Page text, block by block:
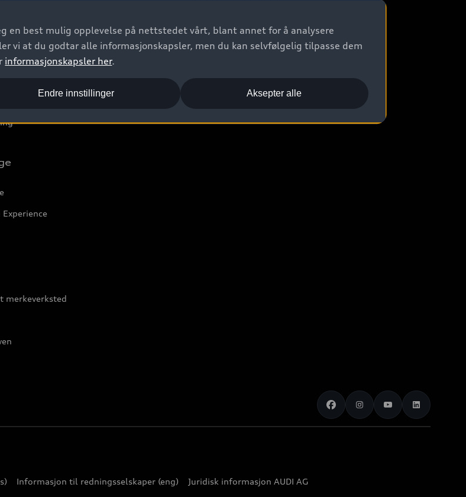
merkeverksted
Informasjon til redningsselskaper (eng) Juridisk informasjon AUDI AG
en best mulig opplevelse på nettstedet vårt, blant annet for å analysere
vi at du godtar alle informasjonskapsler, men du kan selvfølgelig tilpasse dem
informasjonskapsler her.
Aksepter alle
Endre innstillinger